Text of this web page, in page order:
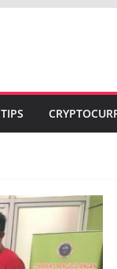
TIPS